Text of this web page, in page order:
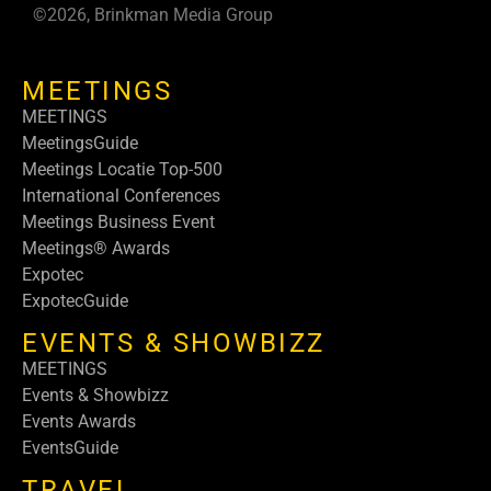
©2026, Brinkman Media Group
MEETINGS
MEETINGS
MeetingsGuide
Meetings Locatie Top-500
International Conferences
Meetings Business Event
Meetings® Awards
Expotec
ExpotecGuide
EVENTS & SHOWBIZZ
MEETINGS
Events & Showbizz
Events Awards
EventsGuide